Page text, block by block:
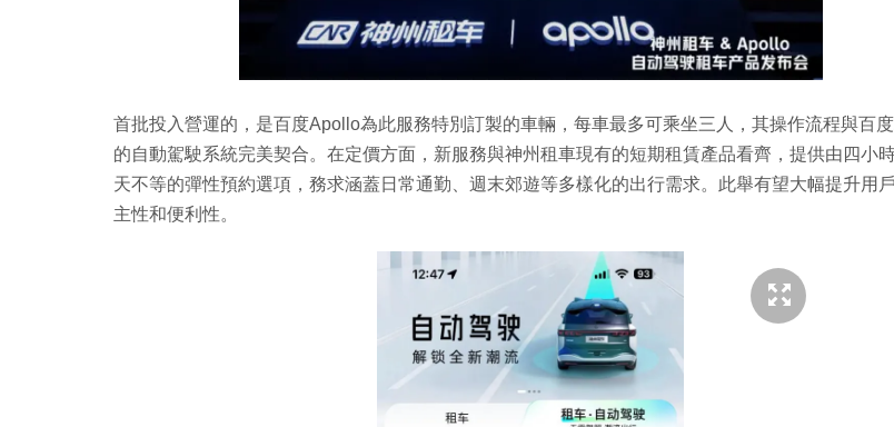
首批投入營運的，是百度Apollo為此服務特別訂製的車輛，每車最多可乘坐三人，其操作流程與百
的自動駕駛系統完美契合。在定價方面，新服務與神州租車現有的短期租賃產品看齊，提供由四小
天不等的彈性預約選項，務求涵蓋日常通勤、週末郊遊等多樣化的出行需求。此舉有望大幅提升用
主性和便利性。